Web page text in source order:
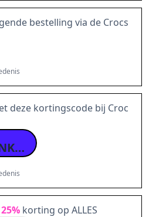
bestelling via de Crocs
deze kortingscode bij Croc
VIA STUDENTENKORTING
25% korting op ALLES